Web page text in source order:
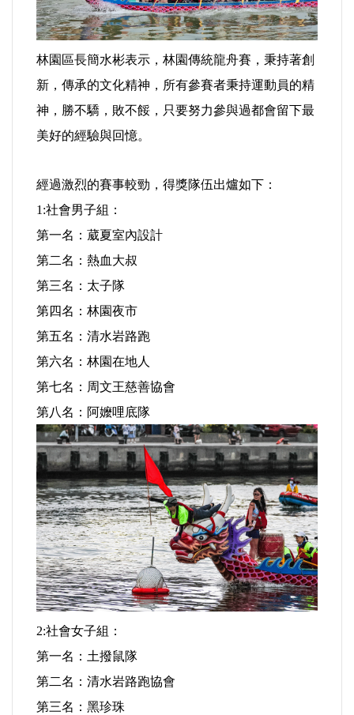
正能量
餐飲美食
蔬/素食
防災/救災
國安/國防/外交
都市發展與都市建設
財務金融/稅制改革
選舉/民調
觀光旅遊
生物科技
出版（影音/圖書/雜誌）
發明/專利
林園區長簡水彬表示，林園傳統龍舟賽，秉持著創
新，傳承的文化精神，所有參賽者秉持運動員的精
神，勝不驕，敗不餒，只要努力參與過都會留下最
美好的經驗與回憶。
經過激烈的賽事較勁，得獎隊伍出爐如下：
1:社會男子組：
第一名：葳夏室內設計
第二名：熱血大叔
第三名：太子隊
第四名：林園夜市
第五名：清水岩路跑
第六名：林園在地人
第七名：周文王慈善協會
第八名：阿嬤哩底隊
2:社會女子組：
第一名：土撥鼠隊
第二名：清水岩路跑協會
第三名：黑珍珠